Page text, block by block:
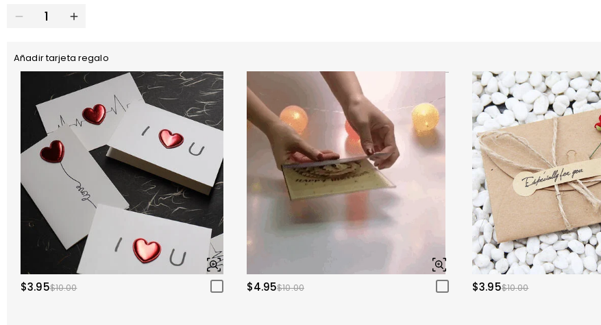
Añadir tarjeta regalo
$3.95$10.00 $4.95$10.00 $3.95$10.00